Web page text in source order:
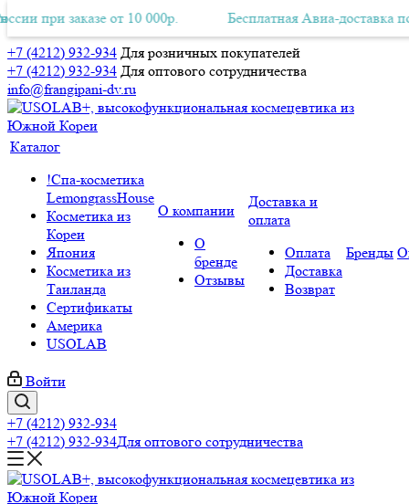
+7 (4212) 932-934 Для розничных покупателей
+7 (4212) 932-934 Для оптового сотрудничества
info@frangipani-dv.ru
Авиа-доставка по всей России при заказе от 10 000р.
от 10 000р. Бесплатная Авиа-доставка по всей
Каталог
!Спа-косметика
LemongrassHouse
Косметика из
Кореи
Япония
Косметика из
Таиланда
Сертификаты
Америка
USOLAB
О компании
О
бренде
Отзывы
Доставка и
оплата
Оплата
Доставка
Возврат
Бренды
Войти
+7 (4212) 932-934
+7 (4212) 932-934Для оптового сотрудничества